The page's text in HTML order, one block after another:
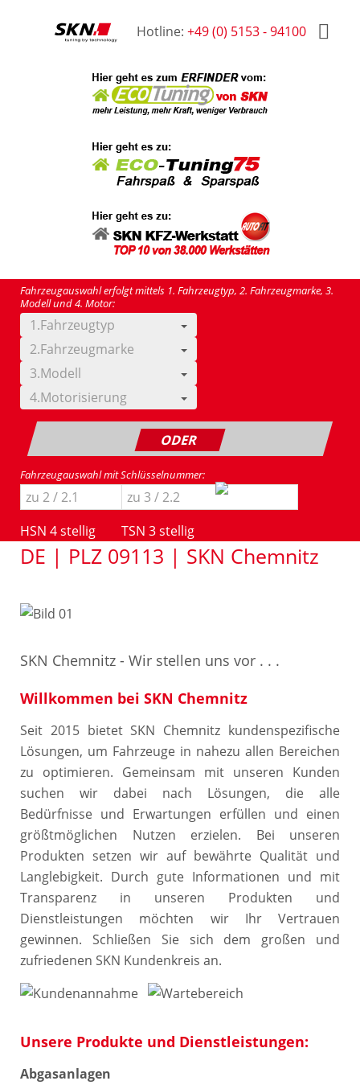
Hotline:+49 (0) 5153 - 94100
Fahrzeugauswahl erfolgt mittels 1. Fahrzeugtyp, 2. Fahrzeugmarke, 3.
Modell und 4. Motor:
1.Fahrzeugtyp
2.Fahrzeugmarke
3.Modell
4.Motorisierung
ODER
Fahrzeugauswahl mit Schlüsselnummer:
HSN 4 stellig TSN 3 stellig
DE | PLZ 09113 | SKN Chemnitz
SKN Chemnitz - Wir stellen uns vor . . .
Willkommen bei SKN Chemnitz
Seit 2015 bietet SKN Chemnitz kundenspezifische
Lösungen, um Fahrzeuge in nahezu allen Bereichen
zu optimieren. Gemeinsam mit unseren Kunden
suchen wir dabei nach Lösungen, die alle
Bedürfnisse und Erwartungen erfüllen und einen
größtmöglichen Nutzen erzielen. Bei unseren
Produkten setzen wir auf bewährte Qualität und
Langlebigkeit. Durch gute Informationen und mit
Transparenz in unseren Produkten und
Dienstleistungen möchten wir Ihr Vertrauen
gewinnen. Schließen Sie sich dem großen und
zufriedenen SKN Kundenkreis an.
Unsere Produkte und Dienstleistungen:
Abgasanlagen